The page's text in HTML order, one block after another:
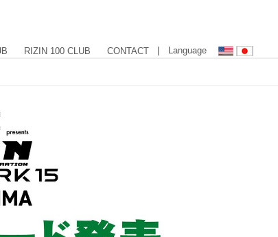
RIZIN 100 CLUB CONTACT | Language